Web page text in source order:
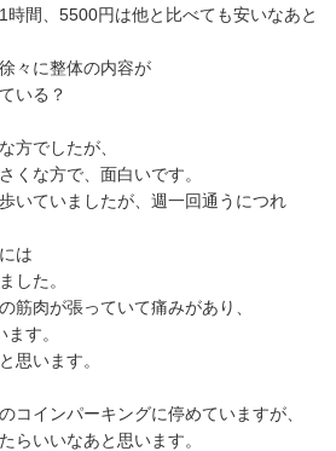
時間、5500円は他と比べても安いなあと
々に整体の内容が
いる？
方でしたが、
くな方で、面白いです。
いていましたが、週一回通うにつれ
は
した。
筋肉が張っていて痛みがあり、
す。
思います。
コインパーキングに停めていますが、
らいいなあと思います。